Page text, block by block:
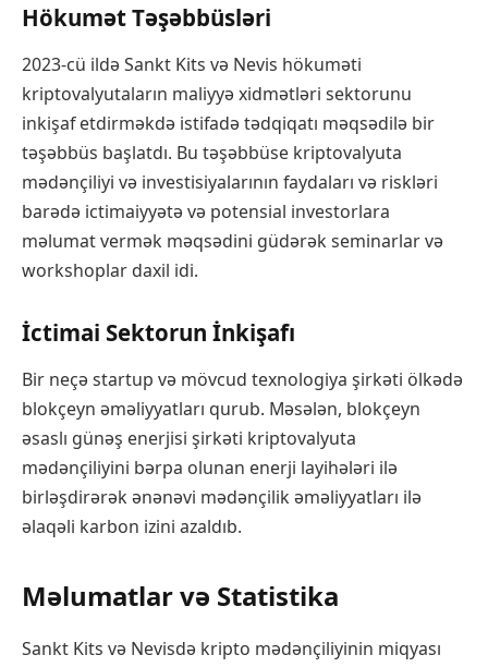
Hökumət Təşəbbüsləri
2023-cü ildə Sankt Kits və Nevis hökuməti
kriptovalyutaların maliyyə xidmətləri sektorunu
inkişaf etdirməkdə istifadə tədqiqatı məqsədilə bir
təşəbbüs başlatdı. Bu təşəbbüse kriptovalyuta
mədənçiliyi və investisiyalarının faydaları və riskləri
barədə ictimaiyyətə və potensial investorlara
məlumat vermək məqsədini güdərək seminarlar və
workshoplar daxil idi.
İctimai Sektorun İnkişafı
Bir neçə startup və mövcud texnologiya şirkəti ölkədə
blokçeyn əməliyyatları qurub. Məsələn, blokçeyn
əsaslı günəş enerjisi şirkəti kriptovalyuta
mədənçiliyini bərpa olunan enerji layihələri ilə
birləşdirərək ənənəvi mədənçilik əməliyyatları ilə
əlaqəli karbon izini azaldıb.
Məlumatlar və Statistika
Sankt Kits və Nevisdə kripto mədənçiliyinin miqyası